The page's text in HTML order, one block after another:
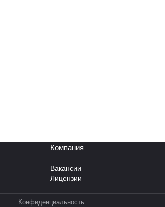
Компания
Вакансии
Лицензии
Конфиденциальность